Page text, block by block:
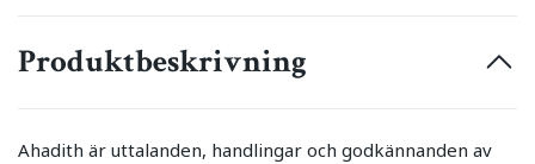
Produktbeskrivning
Ahadith är uttalanden, handlingar och godkännanden av